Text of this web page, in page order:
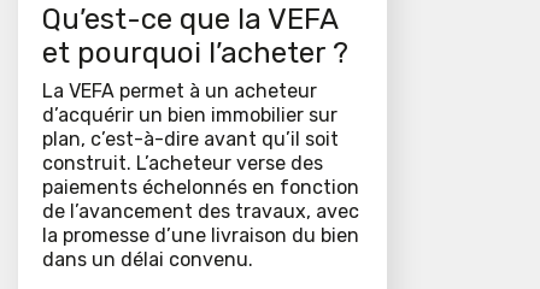
Qu’est-ce que la VEFA
et pourquoi l’acheter ?
La VEFA permet à un acheteur
d’acquérir un bien immobilier sur
plan, c’est-à-dire avant qu’il soit
construit. L’acheteur verse des
paiements échelonnés en fonction
de l’avancement des travaux, avec
la promesse d’une livraison du bien
dans un délai convenu.